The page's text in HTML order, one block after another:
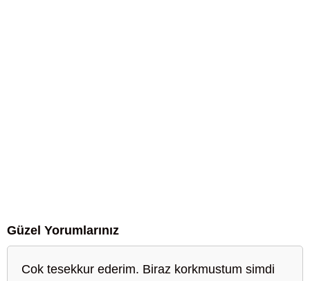
Güzel Yorumlarınız
Cok tesekkur ederim. Biraz korkmustum simdi